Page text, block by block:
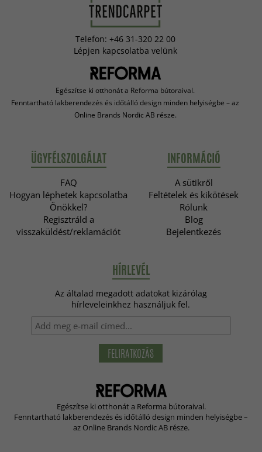
Telefon: +46 31-320 22 00
Lépjen kapcsolatba velünk
Egészítse ki otthonát a Reforma bútoraival.
Fenntartható lakberendezés és időtálló design minden helyiségbe – az
Online Brands Nordic AB része.
ÜGYFÉLSZOLGÁLAT
FAQ
Hogyan léphetek kapcsolatba
Önökkel?
Regisztráld a
visszaküldést/reklamációt
INFORMÁCIÓ
A sütikről
Feltételek és kikötések
Rólunk
Blog
Bejelentkezés
HÍRLEVÉL
Az általad megadott adatokat kizárólag
hírleveleinkhez használjuk fel.
FELIRATKOZÁS
Egészítse ki otthonát a Reforma bútoraival.
Fenntartható lakberendezés és időtálló design minden helyiségbe –
az Online Brands Nordic AB része.